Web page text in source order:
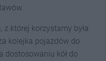
z której korzystamy była
kolejka pojazdów do
dostosowaniu kół do